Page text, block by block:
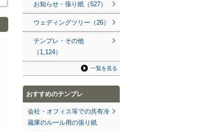
お知らせ・張り紙（527）
ウェディングツリー（26）
テンプレ・その他
（1,124）
一覧を見る
おすすめのテンプレ
会社・オフィス等での共有冷
蔵庫のルール用の張り紙